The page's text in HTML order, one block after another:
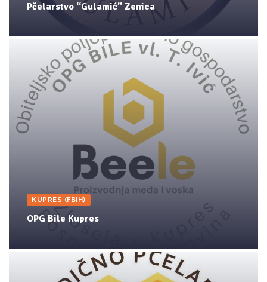
Pčelarstvo “Gulamić” Zenica
KUPRES (FBIH)
OPG Bile Kupres